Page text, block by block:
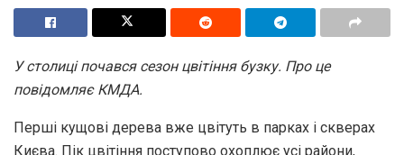
У столиці почався сезон цвітіння бузку. Про це
повідомляє КМДА.
Перші кущові дерева вже цвітуть в парках і скверах
Києва. Пік цвітіння поступово охоплює усі райони,